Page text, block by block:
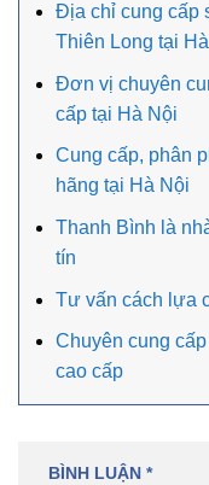
Địa chỉ cung cấp
Thiên Long tại
Đơn vị chuyên
cấp tại Hà Nội
Cung cấp, phân
hãng tại Hà Nội
Thanh Bình là
tín
Tư vấn cách lựa
Chuyên cung
cao cấp
BÌNH LUẬN *